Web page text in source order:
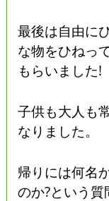
最後は自由に
な物をひねっ
もらいました!
子供も大人も
なりました。
帰りには何名
のか?という